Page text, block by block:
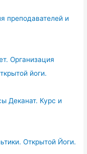
преподавателей и
Организация
йоги.
Деканат. Курс и
Открытой Йоги.